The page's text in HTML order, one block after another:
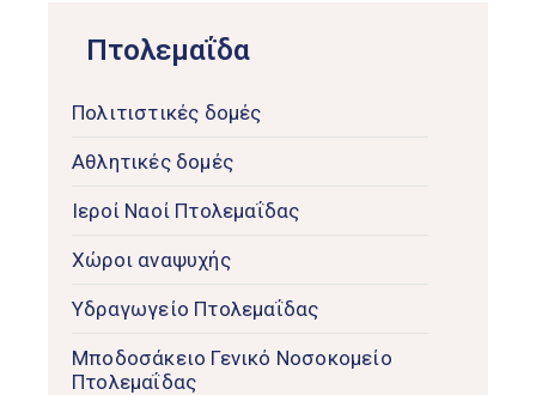
Πτολεμαΐδα
Πολιτιστικές δομές
Αθλητικές δομές
Ιεροί Ναοί Πτολεμαΐδας
Χώροι αναψυχής
Υδραγωγείο Πτολεμαΐδας
Μποδοσάκειο Γενικό Νοσοκομείο
Πτολεμαΐδας